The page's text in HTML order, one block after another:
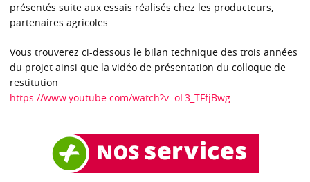
présentés suite aux essais réalisés chez les producteurs,
partenaires agricoles.
Vous trouverez ci-dessous le bilan technique des trois années
du projet ainsi que la vidéo de présentation du colloque de
restitution
https://www.youtube.com/watch?v=oL3_TFfjBwg